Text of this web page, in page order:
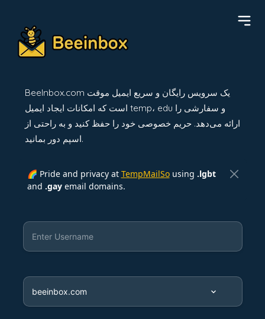
BeeInbox.com یک سرویس رایگان و سریع ایمیل موقت
است که امکانات ایجاد ایمیل temp، edu و سفارشی را
ارائه می‌دهد. حریم خصوصی خود را حفظ کنید و به راحتی از
اسپم دور بمانید.
🌈 Pride and privacy at TempMailSousing .lgbt
and .gayemail domains.